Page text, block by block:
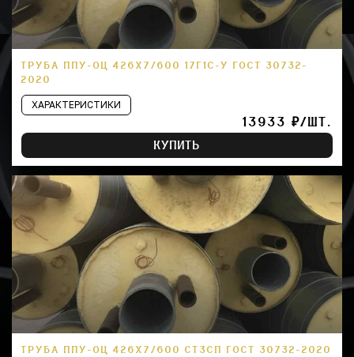
ТРУБА ППУ-ОЦ 426Х7/600 17Г1С-У ГОСТ 30732-
2020
ХАРАКТЕРИСТИКИ
13933 ₽/ШТ.
КУПИТЬ
ТРУБА ППУ-ОЦ 426Х7/600 СТ3СП ГОСТ 30732-2020